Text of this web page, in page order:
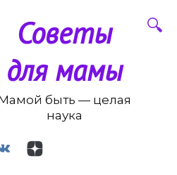
Советы
для мамы
быть — целая
наука